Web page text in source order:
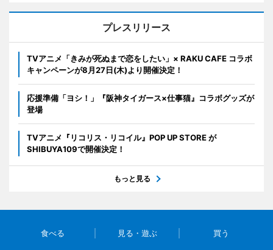
プレスリリース
TVアニメ「きみが死ぬまで恋をしたい」× RAKU CAFE コラボ
キャンペーンが8月27日(木)より開催決定！
応援準備「ヨシ！」『阪神タイガース×仕事猫』コラボグッズが
登場
TVアニメ『リコリス・リコイル』POP UP STORE が
SHIBUYA109で開催決定！
もっと見る
食べる 見る・遊ぶ 買う